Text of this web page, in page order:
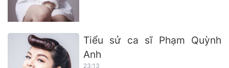
Tiểu sử ca sĩ Phạm Quỳnh
Anh
23:13